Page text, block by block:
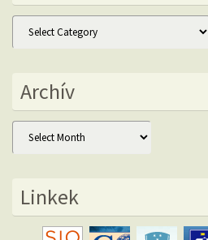
Kategóriák
Archív
Archív
Linkek